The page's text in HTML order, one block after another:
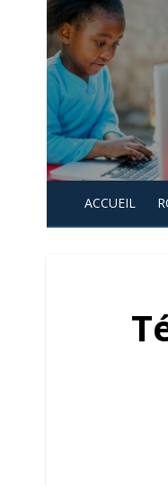
Skip
to
content
ACCUEIL